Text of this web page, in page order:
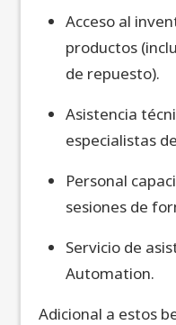
Acceso al
productos
de repuesto).
Asistencia
especialistas
Personal
sesiones de
Servicio de
Automation.
Adicional a estos